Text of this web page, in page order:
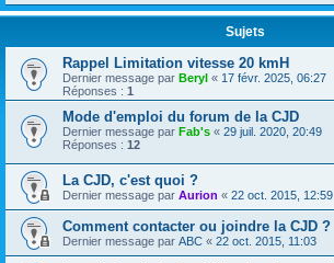
Sujets
Rappel Limitation vitesse 20 kmH
Dernier message par Beryl « 17 févr. 2025, 06:27
Réponses : 1
Mode d'emploi du forum de la CJD
Dernier message par Fab's « 29 juil. 2020, 20:49
Réponses : 12
La CJD, c'est quoi ?
Dernier message par Aurion « 22 oct. 2015, 12:59
Comment contacter ou joindre la CJD ?
Dernier message par ABC « 22 oct. 2015, 11:03